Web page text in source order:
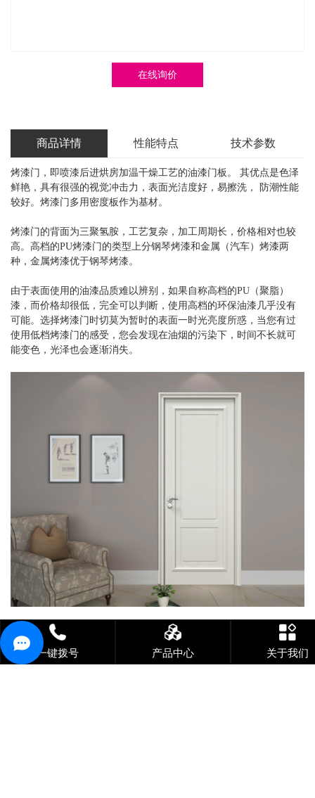
在线询价
商品详情 性能特点 技术参数
烤漆门，即喷漆后进烘房加温干燥工艺的油漆门板。 其优点是色泽
鲜艳，具有很强的视觉冲击力，表面光洁度好，易擦洗， 防潮性能
较好。烤漆门多用密度板作为基材。
烤漆门的背面为三聚氢胺，工艺复杂，加工周期长，价格相对也较
高。高档的PU烤漆门的类型上分钢琴烤漆和金属（汽车）烤漆两
种，金属烤漆优于钢琴烤漆。
由于表面使用的油漆品质难以辨别，如果自称高档的PU（聚脂）
漆，而价格却很低，完全可以判断，使用高档的环保油漆几乎没有
可能。选择烤漆门时切莫为暂时的表面一时光亮度所惑，当您有过
使用低档烤漆门的感受，您会发现在油烟的污染下，时间不长就可
能变色，光泽也会逐渐消失。
烤漆门基材为密度板，表面经过八次喷烤进口漆（三底、三面、二
光）高温烤制而成一种工艺，即喷漆后经过进烘房加温干燥的油漆
处理基材门板。烤漆板的特点是色泽鲜艳易于造型，具有很强的视
一键拨号 产品中心 关于我们